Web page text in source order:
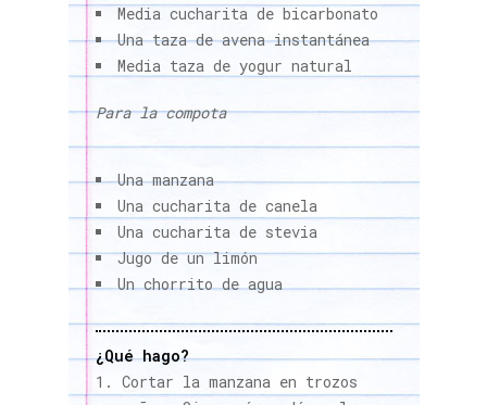
Media cucharita de bicarbonato
Una taza de avena instantánea
Media taza de yogur natural
Para la compota
Una manzana
Una cucharita de canela
Una cucharita de stevia
Jugo de un limón
Un chorrito de agua
¿Qué hago?
Cortar la manzana en trozos